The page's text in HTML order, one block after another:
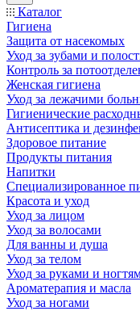
Каталог
Гигиена
Защита от насекомых
Уход за зубами и
Контроль за
Женская гигиена
Уход за лежачими
Гигиенические
Антисептика и
Здоровое питание
Продукты питания
Напитки
Специализированное
Красота и уход
Уход за лицом
Уход за волосами
Для ванны и душа
Уход за телом
Уход за руками и
Ароматерапия и масла
Уход за ногами